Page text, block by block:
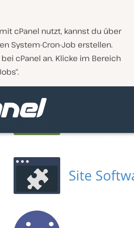
cPanel nutzt, kannst du über
System-Cron-Job erstellen.
cPanel an. Klicke im Bereich